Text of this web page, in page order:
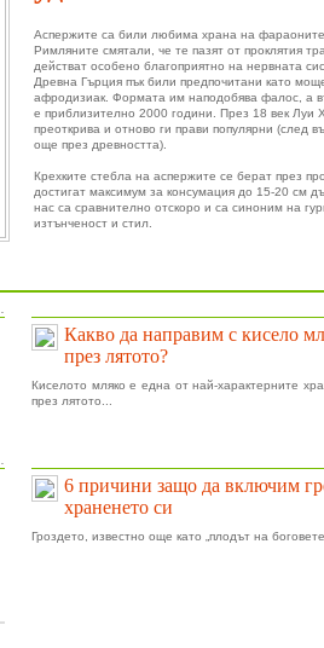
Аспержите са били любима храна на фараоните.
Римляните смятали, че те пазят от проклятия
действат особено благоприятно на нервната
Древна Гърция пък били предпочитани като
афродизиак. Формата им наподобява фалос, а
е приблизително 2000 години. През 18 век Луи
преоткрива и отново ги прави популярни (след
още през древността).
Крехките стебла на аспержите се берат през
достигат максимум за консумация до 15-20 см
нас са сравнително отскоро и са синоним на
изтънченост и стил.
Какво да направим с кисело
през лятото?
Киселото мляко е една от най-характерните
през лятото...
6 причини защо да включим
храненето си
Гроздето, известно още като „плодът на